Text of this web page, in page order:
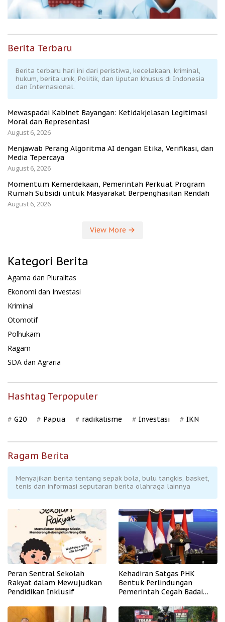
Berita Terbaru
Berita terbaru hari ini dari peristiwa, kecelakaan, kriminal,
hukum, berita unik, Politik, dan liputan khusus di Indonesia
dan Internasional.
Mewaspadai Kabinet Bayangan: Ketidakjelasan Legitimasi
Moral dan Representasi
August 6, 2026
Menjawab Perang Algoritma AI dengan Etika, Verifikasi, dan
Media Tepercaya
August 6, 2026
Momentum Kemerdekaan, Pemerintah Perkuat Program
Rumah Subsidi untuk Masyarakat Berpenghasilan Rendah
August 6, 2026
View More
Kategori Berita
Agama dan Pluralitas
Ekonomi dan Investasi
Kriminal
Otomotif
Polhukam
Ragam
SDA dan Agraria
Hashtag Terpopuler
G20 Papua radikalisme Investasi IKN
Ragam Berita
Menyajikan berita tentang sepak bola, bulu tangkis, basket,
tenis dan informasi seputaran berita olahraga lainnya
Peran Sentral Sekolah
Rakyat dalam Mewujudkan
Pendidikan Inklusif
Kehadiran Satgas PHK
Bentuk Perlindungan
Pemerintah Cegah Badai